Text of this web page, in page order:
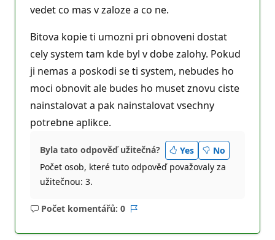
vedet co mas v zaloze a co ne.
Bitova kopie ti umozni pri obnoveni dostat
cely system tam kde byl v dobe zalohy. Pokud
ji nemas a poskodi se ti system, nebudes ho
moci obnovit ale budes ho muset znovu ciste
nainstalovat a pak nainstalovat vsechny
potrebne aplikce.
Byla tato odpověď užitečná? Yes
No
Počet osob, které tuto odpověď považovaly za
užitečnou: 3.
Počet komentářů: 0
Žádné